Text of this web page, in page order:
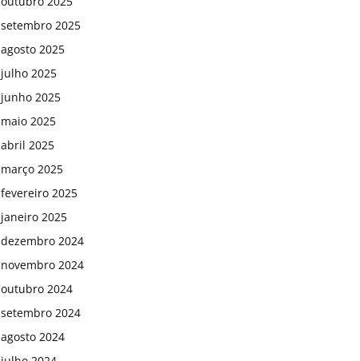
setembro 2025
agosto 2025
julho 2025
junho 2025
maio 2025
abril 2025
março 2025
fevereiro 2025
janeiro 2025
dezembro 2024
novembro 2024
outubro 2024
setembro 2024
agosto 2024